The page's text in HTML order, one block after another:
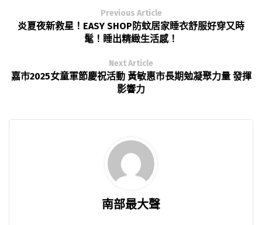
Previous Article
炎夏夜新救星！EASY SHOP防蚊居家睡衣舒服好穿又時
髦！睡出精緻生活感！
Next Article
嘉市2025女童軍節慶祝活動 黃敏惠市長期勉凝聚力量 發揮
影響力
南部最大聲